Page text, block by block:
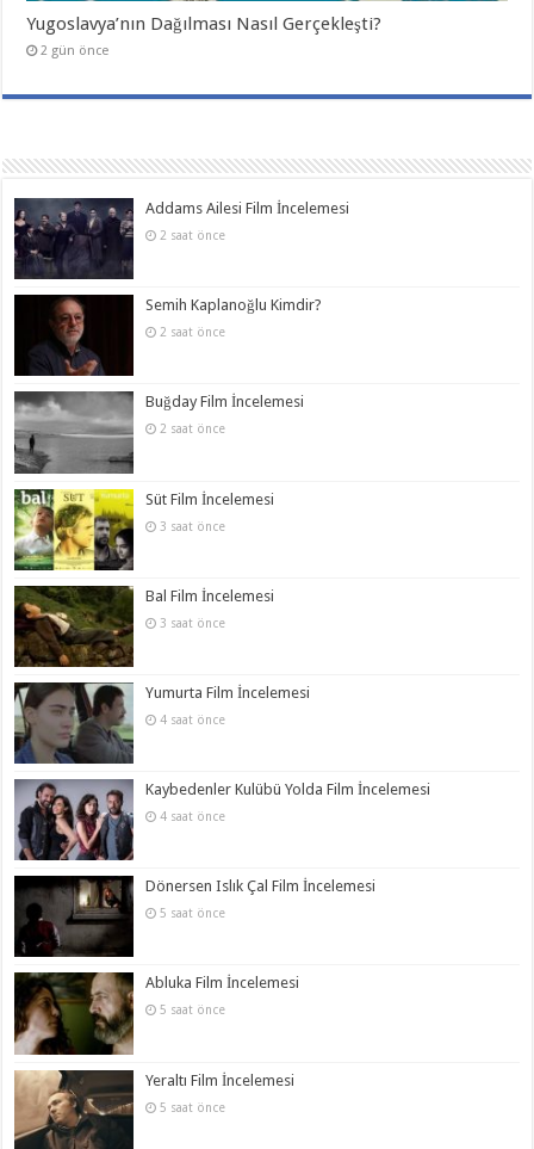
Yugoslavya’nın Dağılması Nasıl Gerçekleşti?
2 gün önce
Addams Ailesi Film İncelemesi
2 saat önce
Semih Kaplanoğlu Kimdir?
2 saat önce
Buğday Film İncelemesi
2 saat önce
Süt Film İncelemesi
3 saat önce
Bal Film İncelemesi
3 saat önce
Yumurta Film İncelemesi
4 saat önce
Kaybedenler Kulübü Yolda Film İncelemesi
4 saat önce
Dönersen Islık Çal Film İncelemesi
5 saat önce
Abluka Film İncelemesi
5 saat önce
Yeraltı Film İncelemesi
5 saat önce